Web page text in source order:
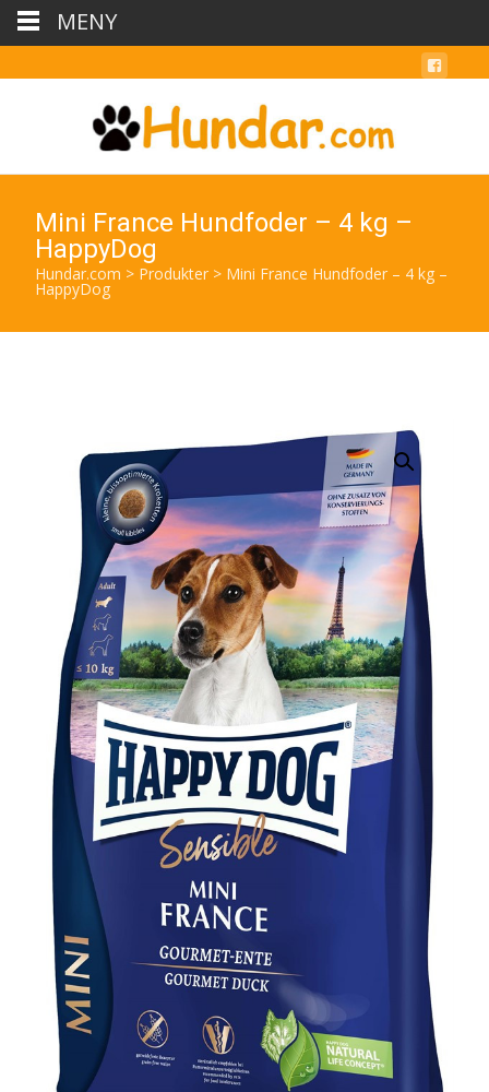
Mini France Hundfoder – 4 kg –
HappyDog
Hundar.com > Produkter > Mini France Hundfoder – 4 kg –
HappyDog
MENY